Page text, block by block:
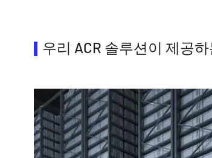
우리 ACR 솔루션이 제공